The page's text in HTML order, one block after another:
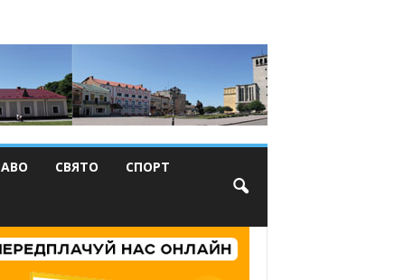
СВЯТО СПОРТ